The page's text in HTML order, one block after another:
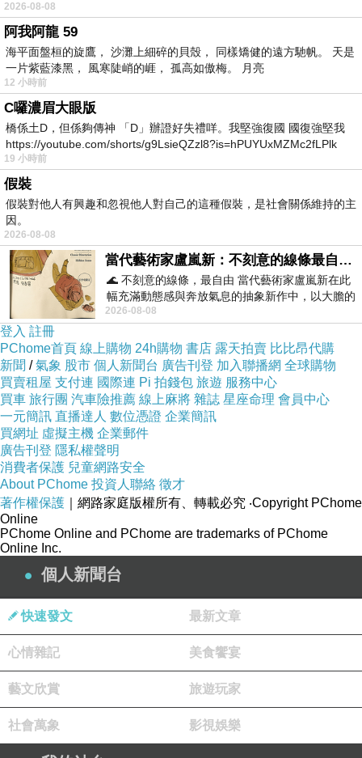
1101年，其去世後39年也就是公元1140年，辛棄
疾才來到世上。
但是，不同時空生活的兩個人卻共同創造了宋詞
豪放派的兩座高峰。談起中國古代文學，宋詞是
無論如何繞不過去的，作為豪放派的代表人物，
人們習慣於把北宋蘇軾和南宋辛棄疾合稱蘇辛。
蘇軾和辛棄疾是通過他們的詞作被後人聯繫在一
起的。
豪放派特點大體是創作視野較為廣闊，氣象恢弘
雄放，喜用詩文手法、句法寫詞，語詞宏博，用
事較多，不拘音律，汪洋恣意，崇尚直率。
雖同屬豪放派，但蘇軾和辛棄疾的詞風也有很大
的不同，蘇詞清放，瀟洒疏朗，曠達超邁；辛詞
雄放，氣勢磅礴，沉鬱豪放。
詞人的風格既與個人性格特點、學識修養有關，
也與作者所處的時代背景、周圍環境有關。
蘇軾的家庭富有文學傳統，祖父蘇序好讀書，善
作詩。父親蘇洵是古文名家，曾對蘇軾和其弟蘇
轍悉心指導。母親程氏有知識且深明大義，曾為
幼年的蘇軾講述《後漢書
士的事跡勉勵兒子砥礪名節。當蘇軾21歲出蜀進
京時，他的學識修養已經相當成熟了。
蘇軾所處的時代，正處於北宋王朝發生根本變化
的時代，王安石變法，改革之風大盛，史稱「隆
宋」 。表面上，宋王朝歌舞昇平、鶯歌燕舞，但
實際上，朝野內外卻是矛盾密布，危機日深。王
安石變法強兵富國的初衷雖好，但在實際實施過
程中卻加重了人民的負擔，引起了廣大農民的不
滿。蘇東坡的政治思想是比較保守的，他關注社
會現實，同情勞動人民，由於反對新法而被調離
出京。
2026-08-08
阿我阿龍 59
海平面盤桓的旋鷹， 沙灘上細碎的貝殼， 同樣矯健的遠方馳帆。 天是
一片紫藍漆黑， 風寒陡峭的崕， 孤高如傲梅。 月亮
12 小時前
C囉濃眉大眼版
橋係土D，但係夠傳神 「D」辦證好失禮咩。我堅強復國 國復強堅我
https://youtube.com/shorts/g9LsieQZzl8?is=hPUYUxMZMc2fLPlk
19 小時前
假裝
假裝對他人有興趣和忽視他人對自己的這種假裝，是社會關係維持的主
因。
2026-08-08
當代藝術家盧嵐新：不刻意的線條最自由，讓色彩流動、筆觸自己說話
🌊 不刻意的線條，最自由 當代藝術家盧嵐新在此
幅充滿動態感與奔放氣息的抽象新作中，以大膽的
藍色顏料在白色畫布上揮灑、壓印與流淌
2026-08-08
登入 註冊
PChome首頁 線上購物 24h購物 書店 露天拍賣 比比昂代購
新聞 /氣象 股市 個人新聞台 廣告刊登 加入聯播網 全球購物
買賣租屋 支付連 國際連 Pi 拍錢包 旅遊 服務中心
買車 旅行團 汽車險推薦 線上麻將 雜誌 星座命理 會員中心
一元簡訊 直播達人 數位憑證 企業簡訊
買網址 虛擬主機 企業郵件
廣告刊登 隱私權聲明
消費者保護 兒童網路安全
About PChome 投資人聯絡 徵才
著作權保護 ｜網路家庭版權所有、轉載必究 ‧Copyright PChome
Online
PChome Online and PChome are trademarks of PChome
Online Inc.
個人新聞台
快速發文 最新文章
心情雜記 美食饗宴
藝文欣賞 旅遊玩家
社會萬象 影視娛樂